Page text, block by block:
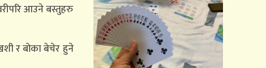
आउने बस्तुहरु
र बोका बेचेर हुने